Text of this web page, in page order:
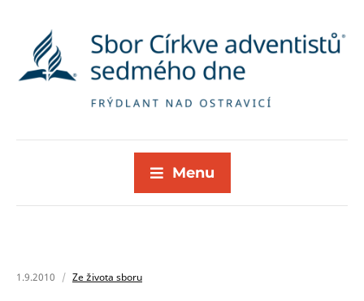
Menu
1.9.2010 Ze života sboru